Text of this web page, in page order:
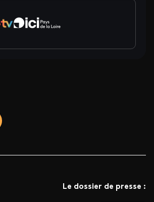
plantes de Nantes ' sur Facebook
des plantes de Nantes ' sur X
Jardin des plantes de Nantes ' sur LinkedIn
Le dossier de presse :